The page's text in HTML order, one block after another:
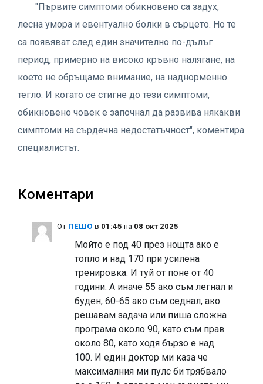
"Първите симптоми обикновено са задух,
лесна умора и евентуално болки в сърцето. Но те
са появяват след един значително по-дълъг
период, примерно на високо кръвно налягане, на
което не обръщаме внимание, на наднорменно
тегло. И когато се стигне до тези симптоми,
обикновено човек е започнал да развива някакви
симптоми на сърдечна недостатъчност", коментира
специалистът.
Коментари
Oт ПЕШО в 01:45 на 08 окт 2025
Мойто е под 40 през нощта ако е
топло и над 170 при усилена
тренировка. И туй от поне от 40
години. А иначе 55 ако съм легнал и
буден, 60-65 ако съм седнал, ако
решавам задача или пиша сложна
програма около 90, като съм прав
около 80, като ходя бързо е над
100. И един доктор ми каза че
максималния ми пулс би трябвало